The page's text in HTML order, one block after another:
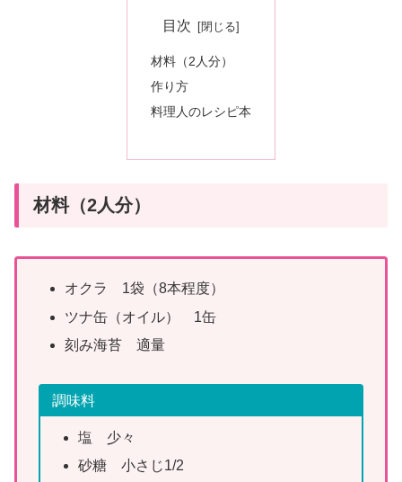
目次
材料（2人分）
作り方
料理人のレシピ本
材料（2人分）
オクラ 1袋（8本程度）
ツナ缶（オイル） 1缶
刻み海苔 適量
調味料
塩 少々
砂糖 小さじ1/2